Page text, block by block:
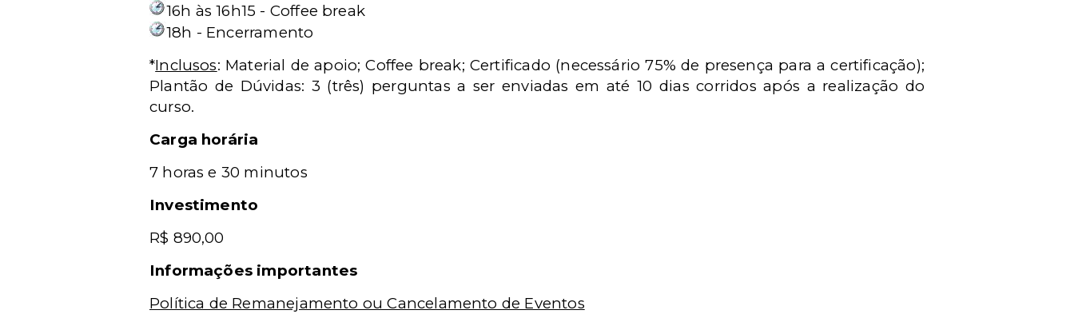
16h às 16h15 - Coffee break
18h - Encerramento
*Inclusos: Material de apoio; Coffee break; Certificado (necessário 75% de presença para a certificação);
Plantão de Dúvidas: 3 (três) perguntas a ser enviadas em até 10 dias corridos após a realização do
curso.
Carga horária
7 horas e 30 minutos
Investimento
R$ 890,00
Informações importantes
Política de Remanejamento ou Cancelamento de Eventos